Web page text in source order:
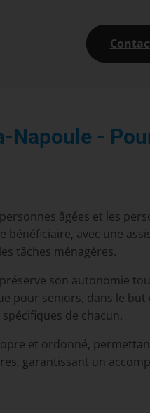
-
âgées et les
bénéficiaire, avec une
tâches ménagères.
son autonomie
pour seniors, dans le
de chacun.
et ordonné,
garantissant un